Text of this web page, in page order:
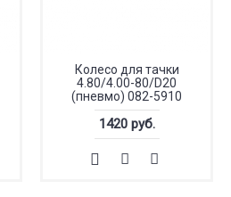
Колесо для тачки
4.80/4.00-80/D20
(пневмо) 082-5910
1420 руб.